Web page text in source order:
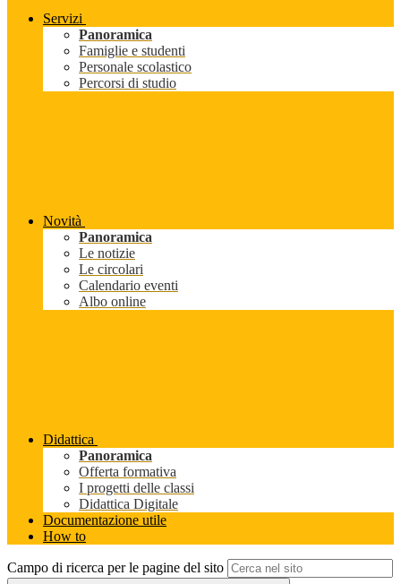
Servizi
Panoramica
Famiglie e studenti
Personale scolastico
Percorsi di studio
Novità
Panoramica
Le notizie
Le circolari
Calendario eventi
Albo online
Didattica
Panoramica
Offerta formativa
I progetti delle classi
Didattica Digitale
Documentazione utile
How to
Campo di ricerca per le pagine del sito